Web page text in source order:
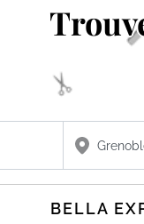
BELLA